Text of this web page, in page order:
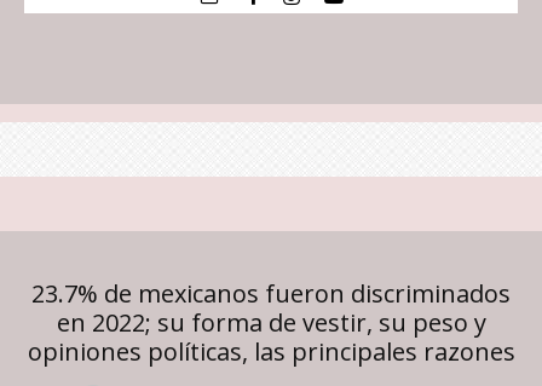
23.7% de mexicanos fueron discriminados
en 2022; su forma de vestir, su peso y
opiniones políticas, las principales razones